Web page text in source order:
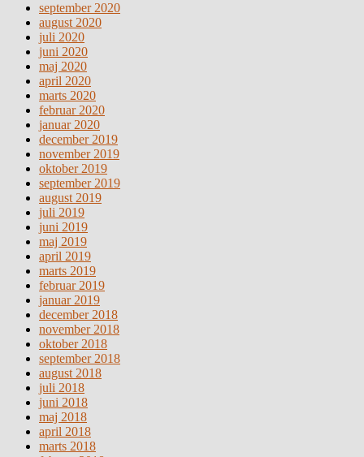
september 2020
august 2020
juli 2020
juni 2020
maj 2020
april 2020
marts 2020
februar 2020
januar 2020
december 2019
november 2019
oktober 2019
september 2019
august 2019
juli 2019
juni 2019
maj 2019
april 2019
marts 2019
februar 2019
januar 2019
december 2018
november 2018
oktober 2018
september 2018
august 2018
juli 2018
juni 2018
maj 2018
april 2018
marts 2018